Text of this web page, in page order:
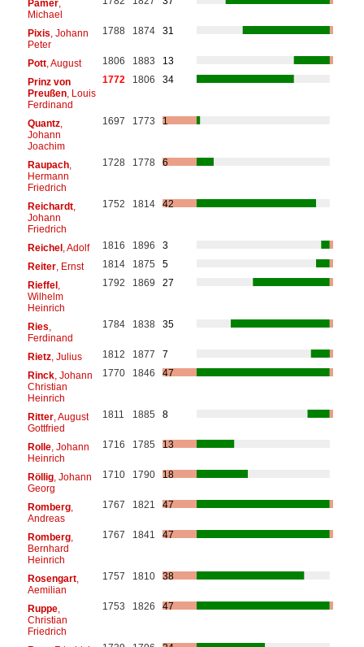
Pamer,
Michael
Pixis , Johann
Peter
1788 1874 31
Pott, August 1806 1883
13
Prinz von
Preußen, Louis
Ferdinand
1772 1806 34
Quantz,
Johann
Joachim
1697 1773 1
Raupach,
Hermann
Friedrich
1728 1778 6
Reichardt,
Johann
Friedrich
1752 1814 42
Reichel, Adolf 1816 1896
3
Reiter, Ernst 1814 1875
5
Rieffel,
Wilhelm
Heinrich
1792 1869 27
Ries
Ferdinand
1784 1838 35
Rietz, Julius 1812 1877
7
Rinck, Johann
Christian
Heinrich
1770 1846 47
Ritter, August
Gottfried
1811 1885 8
Rolle, Johann
Heinrich
1716 1785 13
Röllig, Johann
Georg
1710 1790 18
Romberg,
Andreas
1767 1821 47
Romberg,
Bernhard
Heinrich
1767 1841 47
Rosengart,
Aemilian
1757 1810 38
Ruppe,
Christian
Friedrich
1753 1826 47